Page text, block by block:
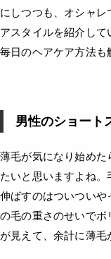
にしつつも、オシャ
アスタイルを紹介し
毎日のヘアケア方法も
男性のショート
薄毛が気になり始めた
たいと思いますよね
伸ばすのはついつい
の毛の重さのせいで
が見えて、余計に薄毛